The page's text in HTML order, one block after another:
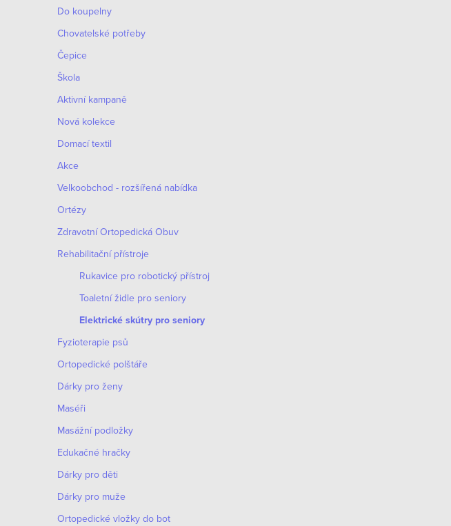
Do koupelny
Chovatelské potřeby
Čepice
Škola
Aktivní kampaně
Nová kolekce
Domací textil
Akce
Velkoobchod - rozšířená nabídka
Ortézy
Zdravotní Ortopedická Obuv
Rehabilitační přístroje
Rukavice pro robotický přístroj
Toaletní židle pro seniory
Elektrické skútry pro seniory
Fyzioterapie psů
Ortopedické polštáře
Dárky pro ženy
Maséři
Masážní podložky
Edukačné hračky
Dárky pro děti
Dárky pro muže
Оrtopedické vložky do bot